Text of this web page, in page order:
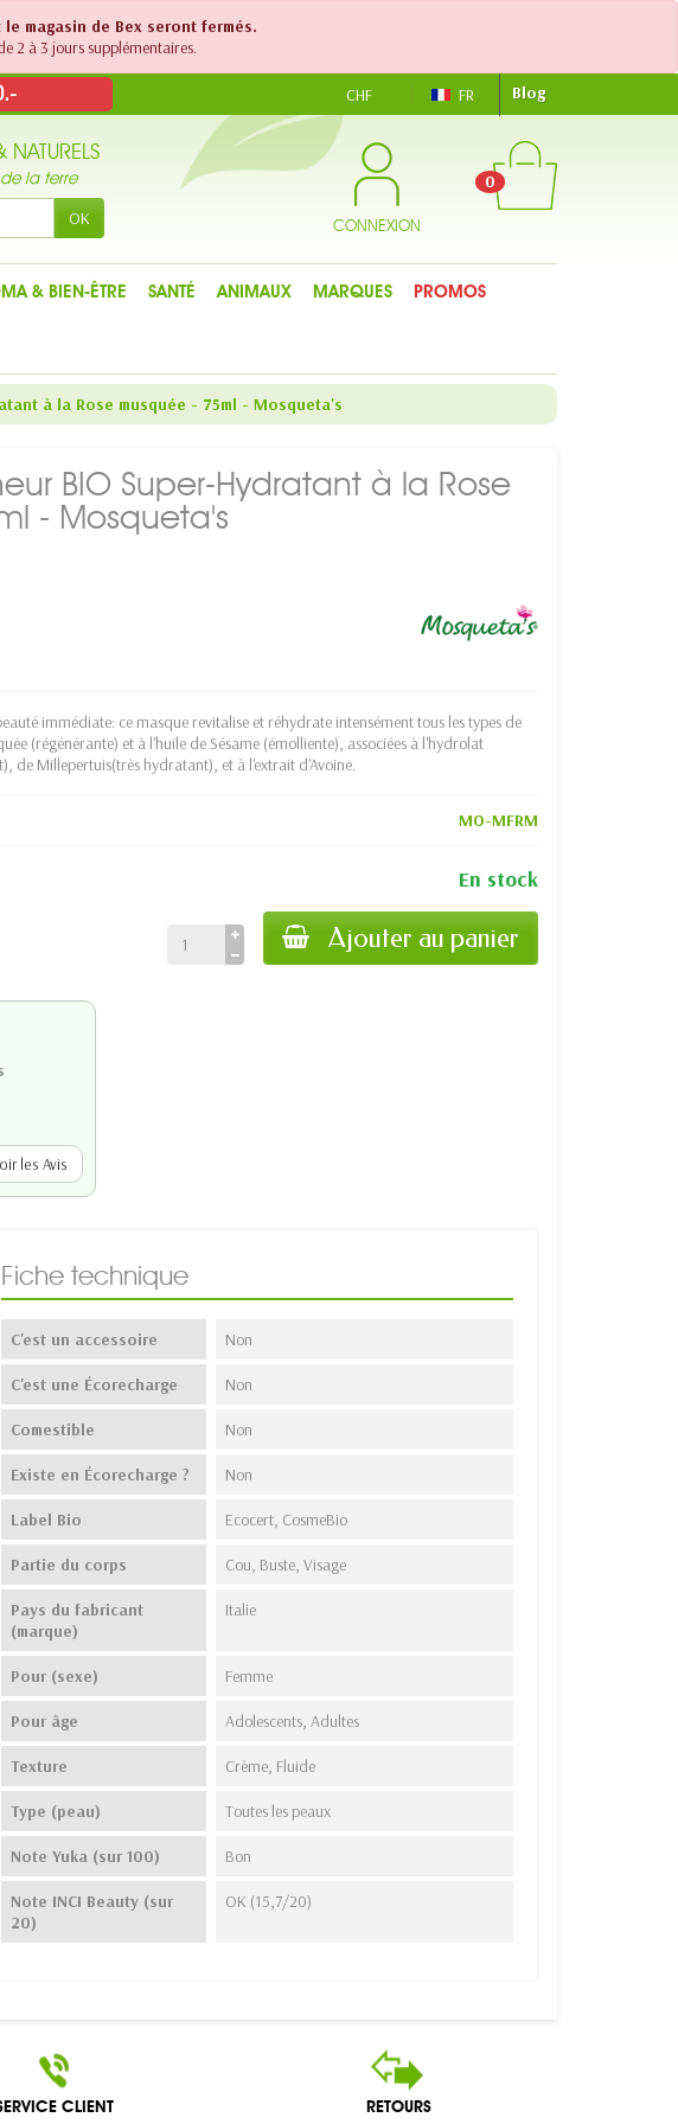
magasin de Bex seront fermés.
2 à 3 jours supplémentaires.
CHF FR Blog
la terre
OK CONNEXION
0
& BIEN-ÊTRE SANTÉ ANIMAUX MARQUES PROMOS
à la Rose musquée - 75ml - Mosqueta's
BIO Super-Hydratant à la Rose
- Mosqueta's
immédiate: ce masque revitalise et réhydrate intensément tous les types de
(régénérante) et à l'huile de Sésame (émolliente), associées à l'hydrolat
de Millepertuis(très hydratant), et à l'extrait d'Avoine.
MO-MFRM
En stock
Ajouter au panier
les Avis
Fiche technique
C'est un accessoire Non
C'est une Écorecharge Non
Comestible Non
Existe en Écorecharge ? Non
Label Bio Ecocert, CosmeBio
Partie du corps Cou, Buste, Visage
Pays du fabricant
(marque)
Italie
Pour (sexe) Femme
Pour âge Adolescents, Adultes
Texture Crème, Fluide
Type (peau) Toutes les peaux
Note Yuka (sur 100) Bon
Note INCI Beauty (sur
20)
OK (15,7/20)
CLIENT RETOURS